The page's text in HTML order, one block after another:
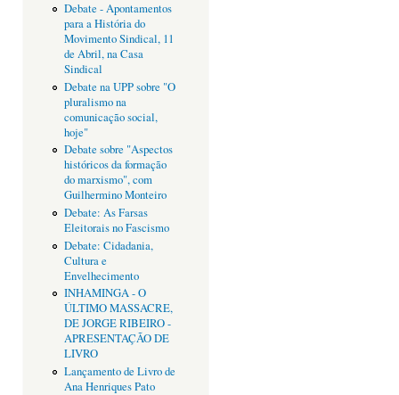
Debate - Apontamentos
para a História do
Movimento Sindical, 11
de Abril, na Casa
Sindical
Debate na UPP sobre "O
pluralismo na
comunicação social,
hoje"
Debate sobre "Aspectos
históricos da formação
do marxismo", com
Guilhermino Monteiro
Debate: As Farsas
Eleitorais no Fascismo
Debate: Cidadania,
Cultura e
Envelhecimento
INHAMINGA - O
ÚLTIMO MASSACRE,
DE JORGE RIBEIRO -
APRESENTAÇÃO DE
LIVRO
Lançamento de Livro de
Ana Henriques Pato